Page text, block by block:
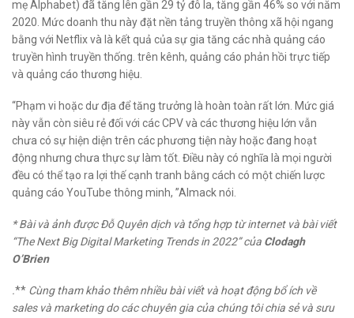
mẹ Alphabet) đã tăng lên gần 29 tỷ đô la, tăng gần 46% so với năm
2020. Mức doanh thu này đặt nền tảng truyền thông xã hội ngang
bằng với Netflix và là kết quả của sự gia tăng các nhà quảng cáo
truyền hình truyền thống. trên kênh, quảng cáo phản hồi trực tiếp
và quảng cáo thương hiệu.
“Phạm vi hoặc dư địa để tăng trưởng là hoàn toàn rất lớn. Mức giá
này vẫn còn siêu rẻ đối với các CPV và các thương hiệu lớn vẫn
chưa có sự hiện diện trên các phương tiện này hoặc đang hoạt
động nhưng chưa thực sự làm tốt. Điều này có nghĩa là mọi người
đều có thể tạo ra lợi thế cạnh tranh bằng cách có một chiến lược
quảng cáo YouTube thông minh, ”Almack nói.
* Bài và ảnh đượcĐỗ Quyên dịch và tổng hợp từinternet và bài viết
“The Next Big Digital Marketing Trends in 2022” của Clodagh
O’Brien
.** Cùng tham khảo thêm nhiều bài viết và hoạt động bổ ích về
sales và marketing do các chuyên gia của chúng tôi chia sẻ và sưu